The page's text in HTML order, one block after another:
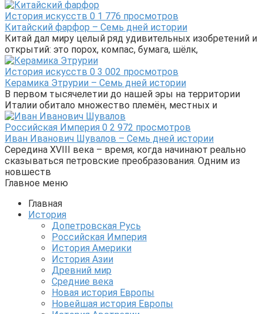
История искусств 0 1 776 просмотров
Китайский фарфор – Семь дней истории
Китай дал миру целый ряд удивительных изобретений и
открытий: это порох, компас, бумага, шёлк,
История искусств 0 3 002 просмотров
Керамика Этрурии – Семь дней истории
В первом тысячелетии до нашей эры на территории
Италии обитало множество племён, местных и
Российская Империя 0 2 972 просмотров
Иван Иванович Шувалов – Семь дней истории
Середина XVIII века – время, когда начинают реально
сказываться петровские преобразования. Одним из
новшеств
Главное меню
Главная
История
Допетровская Русь
Российская Империя
История Америки
История Азии
Древний мир
Средние века
Новая история Европы
Новейшая история Европы